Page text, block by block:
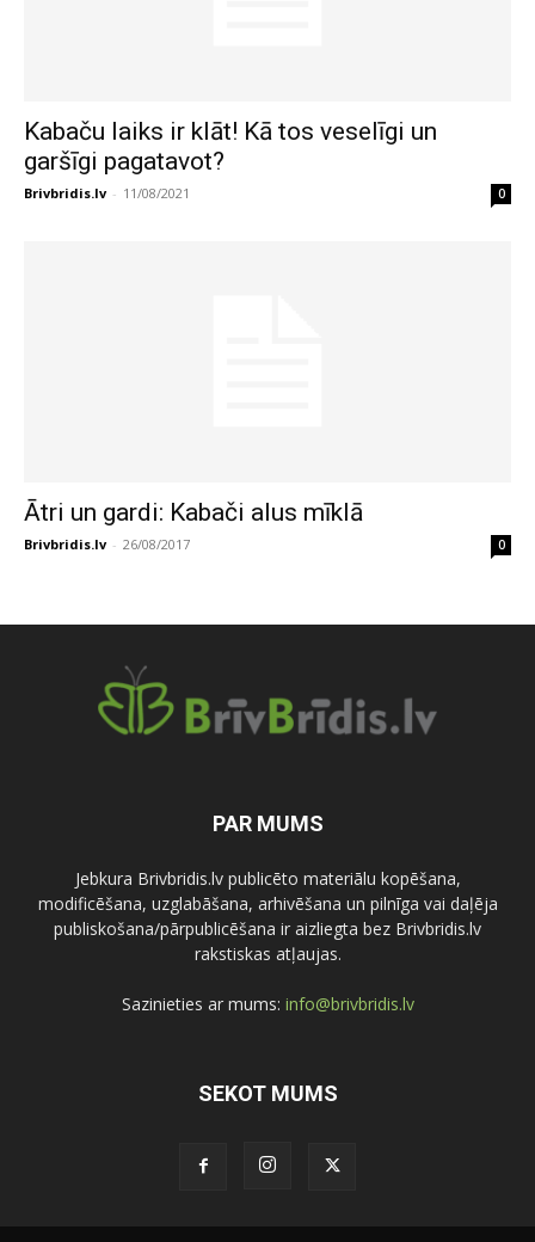
Kabaču laiks ir klāt! Kā tos veselīgi un
garšīgi pagatavot?
Brivbridis.lv - 11/08/2021 0
Ātri un gardi: Kabači alus mīklā
Brivbridis.lv - 26/08/2017 0
PAR MUMS
Jebkura Brivbridis.lv publicēto materiālu kopēšana,
modificēšana, uzglabāšana, arhivēšana un pilnīga vai daļēja
publiskošana/pārpublicēšana ir aizliegta bez Brivbridis.lv
rakstiskas atļaujas.
Sazinieties ar mums: info@brivbridis.lv
SEKOT MUMS